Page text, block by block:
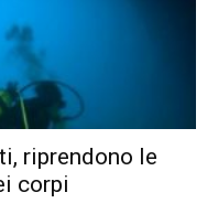
riprendono le
corpi